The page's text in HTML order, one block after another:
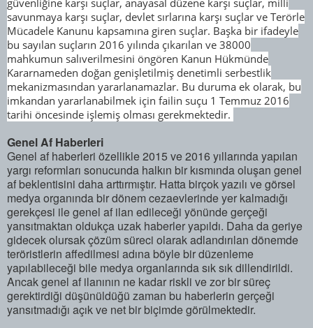
savunmaya karşı suçlar, devlet sırlarına karşı suçlar ve Terörle
Mücadele Kanunu kapsamına giren suçlar. Başka bir ifadeyle
bu sayılan suçların 2016 yılında çıkarılan ve 38000
mahkumun salıverilmesini öngören Kanun Hükmünde
Kararnameden doğan genişletilmiş denetimli serbestlik
mekanizmasından yararlanamazlar. Bu duruma ek olarak, bu
imkandan yararlanabilmek için failin suçu 1 Temmuz 2016
tarihi öncesinde işlemiş olması gerekmektedir.
Genel Af Haberleri
Genel af haberleri özellikle 2015 ve 2016 yıllarında yapılan
yargı reformları sonucunda halkın bir kısmında oluşan genel
af beklentisini daha arttırmıştır. Hatta birçok yazılı ve görsel
medya organında bir dönem cezaevlerinde yer kalmadığı
gerekçesi ile genel af ilan edileceği yönünde gerçeği
yansıtmaktan oldukça uzak haberler yapıldı. Daha da geriye
gidecek olursak çözüm süreci olarak adlandırılan dönemde
teröristlerin affedilmesi adına böyle bir düzenleme
yapılabileceği bile medya organlarında sık sık dillendirildi.
Ancak genel af ilanının ne kadar riskli ve zor bir süreç
gerektirdiği düşünüldüğü zaman bu haberlerin gerçeği
yansıtmadığı açık ve net bir biçimde görülmektedir.